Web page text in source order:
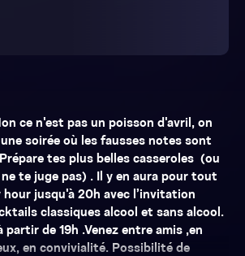
ce n'est pas un poisson d'avril, on
soirée où les fausses notes sont
tes plus belles casseroles (ou
te juge pas) . Il y en aura pour tout
hour jusqu'à 20h avec l’invitation
classiques alcool et sans alcool.
partir de 19h .Venez entre amis ,en
en convivialité. Possibilité de